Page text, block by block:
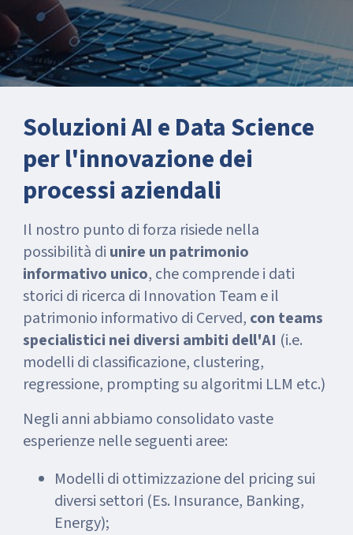
Soluzioni AI e Data Science
per l'innovazione dei
processi aziendali
Il nostro punto di forza risiede nella
possibilità di unire un patrimonio
informativo unico, che comprende i dati
storici di ricerca di Innovation Team e il
patrimonio informativo di Cerved, con teams
specialistici nei diversi ambiti dell'AI (i.e.
modelli di classificazione, clustering,
regressione, prompting su algoritmi LLM etc.)
Negli anni abbiamo consolidato vaste
esperienze nelle seguenti aree:
Modelli di ottimizzazione del pricing sui
diversi settori (Es. Insurance, Banking,
Energy);